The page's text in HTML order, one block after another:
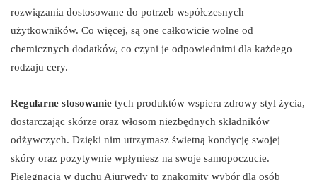
rozwiązania dostosowane do potrzeb współczesnych
użytkowników. Co więcej, są one całkowicie wolne od
chemicznych dodatków, co czyni je odpowiednimi dla każdego
rodzaju cery.
Regularne stosowanie tych produktów wspiera zdrowy styl życia,
dostarczając skórze oraz włosom niezbędnych składników
odżywczych. Dzięki nim utrzymasz świetną kondycję swojej
skóry oraz pozytywnie wpłyniesz na swoje samopoczucie.
Pielęgnacja w duchu Ajurwedy to znakomity wybór dla osób